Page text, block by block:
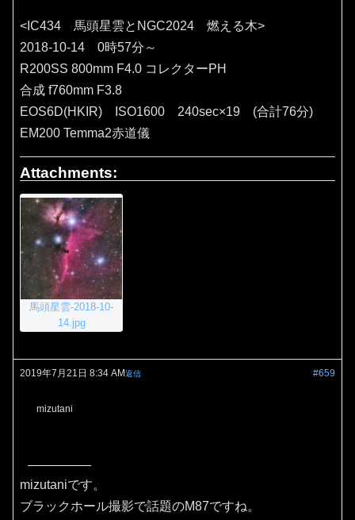
<IC434 馬頭星雲とNGC2024 燃える木>
2018-10-14 0時57分～
R200SS 800mm F4.0 コレクターPH
合成 f760mm F3.8
EOS6D(HKIR) ISO1600 240sec×19 (合計76分)
EM200 Temma2赤道儀
Attachments:
馬頭星雲-2018-10-
14.jpg
2019年7月21日 8:34 AM #659
返信
mizutani
mizutaniです。
ブラックホール撮影で話題のM87ですね。